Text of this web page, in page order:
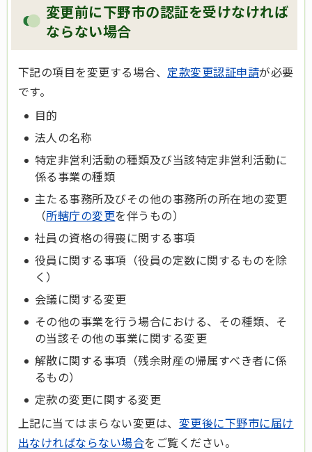
変更前に下野市の認証を受けなければ
ならない場合
下記の項目を変更する場合、 定款変更認証申請が必要
です。
目的
法人の名称
特定非営利活動の種類及び当該特定非営利活動に
係る事業の種類
主たる事務所及びその他の事務所の所在地の変更
（所轄庁の変更を伴うもの）
社員の資格の得喪に関する事項
役員に関する事項（役員の定数に関するものを除
く）
会議に関する変更
その他の事業を行う場合における、その種類、そ
の当該その他の事業に関する変更
解散に関する事項（残余財産の帰属すべき者に係
るもの）
定款の変更に関する変更
上記に当てはまらない変更は、 変更後に下野市に届け
出なければならない場合をご覧ください。